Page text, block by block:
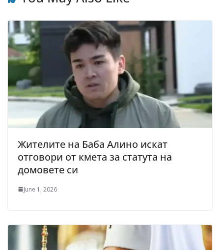
Жителите на Баба Алино искат
отговори от кмета за статута на
домовете си
June 1, 2026